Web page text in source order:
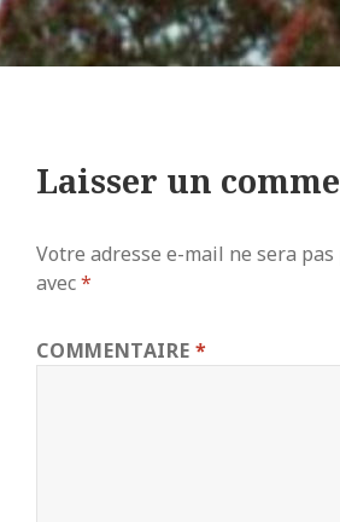
Laisser un
Votre adresse e-mail ne sera
avec*
COMMENTAIRE*